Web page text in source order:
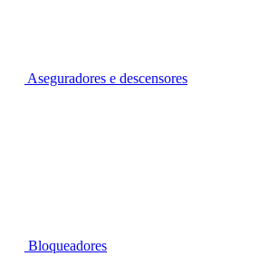
Aseguradores e descensores
Bloqueadores